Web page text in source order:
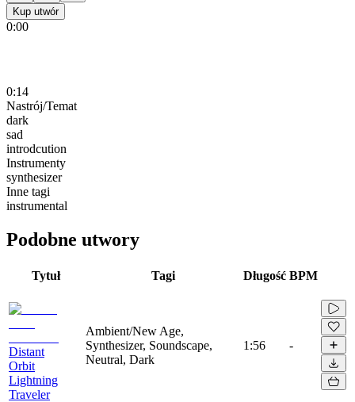
Kup utwór
0:00
0:14
Nastrój/Temat
dark
sad
introdcution
Instrumenty
synthesizer
Inne tagi
instrumental
Podobne utwory
Tytuł Tagi Długość BPM
Distant
Orbit
Lightning
Traveler
Ambient/New Age,
Synthesizer, Soundscape,
Neutral, Dark
1:56 -